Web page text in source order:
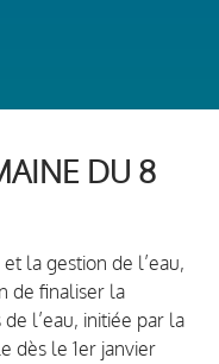
DU 8
la gestion de l’eau,
de finaliser la
l’eau, initiée par la
dès le 1er janvier